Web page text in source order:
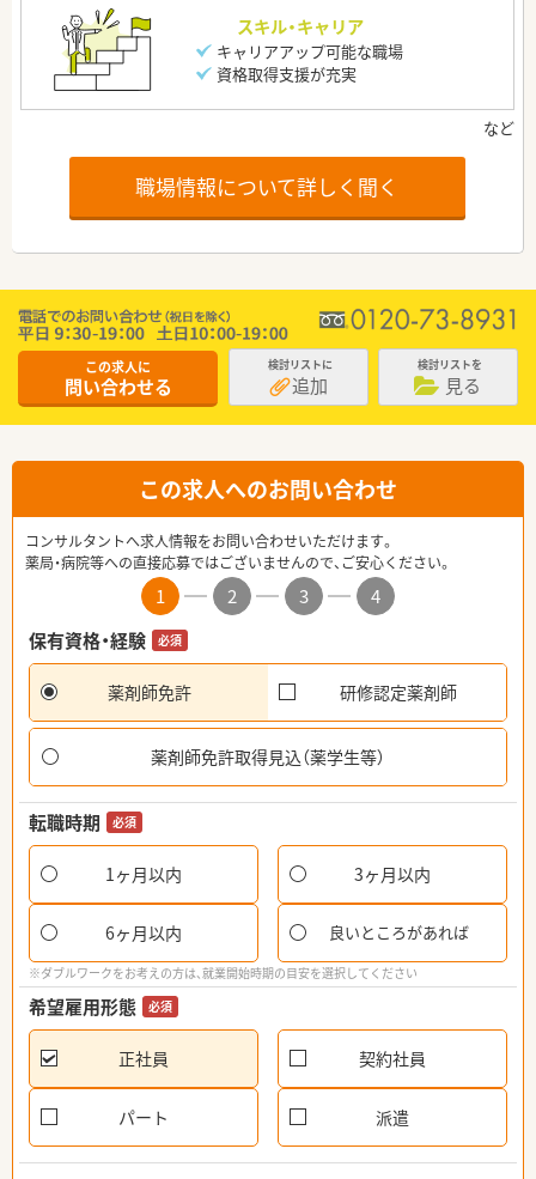
スキル・キャリア
キャリアアップ可能な職場
資格取得支援が充実
職場情報について詳しく聞く
この求人に
問い合わせる
検討リストに
追加
検討リストを
見る
この求人へのお問い合わせ
コンサルタントへ求人情報をお問い合わせいただけます。
薬局・病院等への直接応募ではございませんので、ご安心ください。
1 2 3
4
保有資格・経験
必須
薬剤師免許 研修認定薬剤師
薬剤師免許取得見込（薬学生等）
転職時期 必須
1ヶ月以内 3ヶ月以内
6ヶ月以内 良いところがあれば
※ダブルワークをお考えの方は、就業開始時期の目安を選択してください
希望雇用形態 必須
正社員 契約社員
パート 派遣